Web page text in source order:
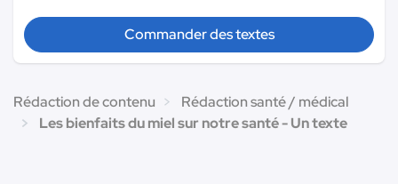
Commander des textes
Rédaction de contenu
Rédaction santé / médical
Les bienfaits du miel sur notre santé - Un texte